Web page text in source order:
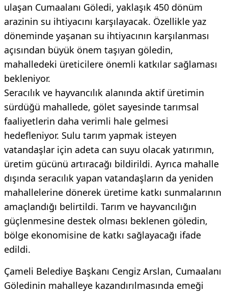
ulaşan Cumaalanı Göledi, yaklaşık 450 dönüm
arazinin su ihtiyacını karşılayacak. Özellikle yaz
döneminde yaşanan su ihtiyacının karşılanması
açısından büyük önem taşıyan göledin,
mahalledeki üreticilere önemli katkılar sağlaması
bekleniyor.
Seracılık ve hayvancılık alanında aktif üretimin
sürdüğü mahallede, gölet sayesinde tarımsal
faaliyetlerin daha verimli hale gelmesi
hedefleniyor. Sulu tarım yapmak isteyen
vatandaşlar için adeta can suyu olacak yatırımın,
üretim gücünü artıracağı bildirildi. Ayrıca mahalle
dışında seracılık yapan vatandaşların da yeniden
mahallelerine dönerek üretime katkı sunmalarının
amaçlandığı belirtildi. Tarım ve hayvancılığın
güçlenmesine destek olması beklenen göledin,
bölge ekonomisine de katkı sağlayacağı ifade
edildi.
Çameli Belediye Başkanı Cengiz Arslan, Cumaalanı
Göledinin mahalleye kazandırılmasında emeği